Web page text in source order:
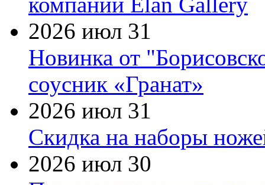
2026 июл 31
Новинка от
соусник «Гранат»
2026 июл 31
Скидка на наборы
2026 июл 30